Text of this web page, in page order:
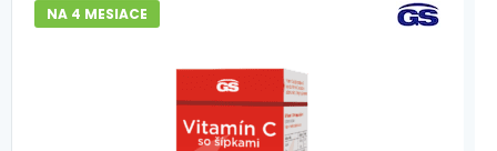
NA 4 MESIACE